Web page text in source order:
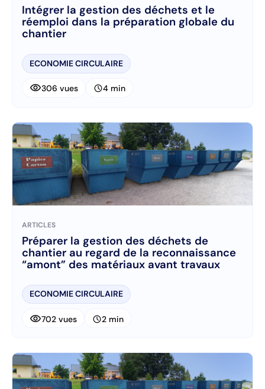
Intégrer la gestion des déchets et le
réemploi dans la préparation globale du
chantier
ECONOMIE CIRCULAIRE
visibility306 vues schedule4 min
ARTICLES
Préparer la gestion des déchets de
chantier au regard de la reconnaissance
“amont” des matériaux avant travaux
ECONOMIE CIRCULAIRE
visibility702 vues schedule2 min